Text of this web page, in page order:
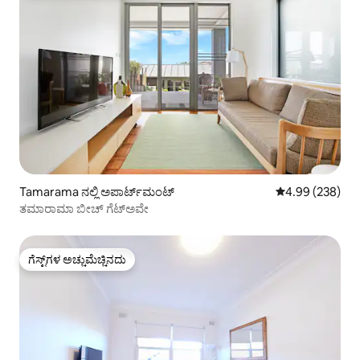
Tamarama ನಲ್ಲಿ ಅಪಾರ್ಟ್‌ಮಂಟ್ 5 ರಲ್ಲಿ 4.99
4.99 (238)
ತಮಾರಾಮಾ ಬೀಚ್ ಗೆಟ್‌ಅವೇ
ಗೆಸ್ಟ್‌ಗಳ ಅಚ್ಚುಮೆಚ್ಚಿನದು
ಗೆಸ್ಟ್‌ಗಳ ಅಚ್ಚುಮೆಚ್ಚಿನದು